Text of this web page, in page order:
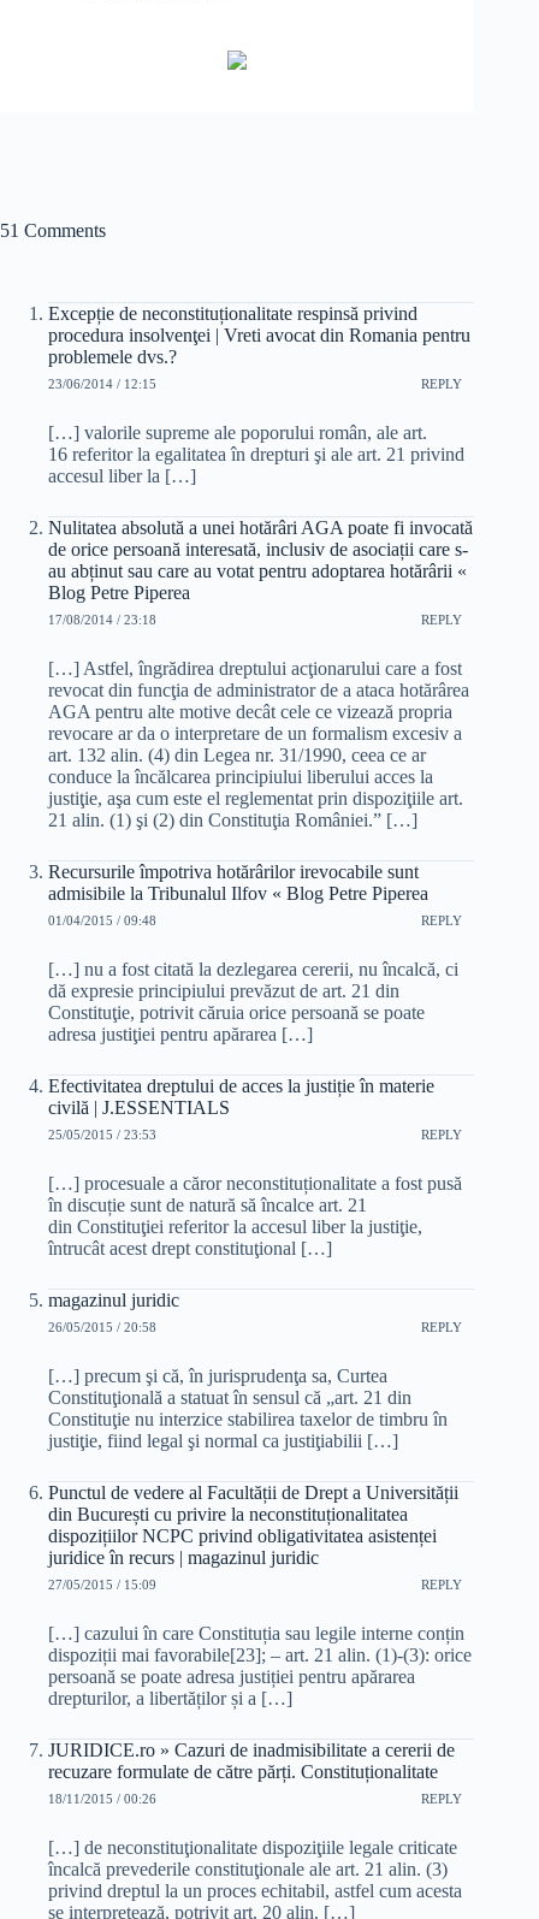
51 Comments
Excepție de neconstituționalitate respinsă privind
procedura insolvenţei | Vreti avocat din Romania pentru
problemele dvs.?
23/06/2014 / 12:15 REPLY
[…] valorile supreme ale poporului român, ale art.
16 referitor la egalitatea în drepturi şi ale art. 21 privind
accesul liber la […]
Nulitatea absolută a unei hotărâri AGA poate fi invocată
de orice persoană interesată, inclusiv de asociații care s-
au abținut sau care au votat pentru adoptarea hotărârii «
Blog Petre Piperea
17/08/2014 / 23:18 REPLY
[…] Astfel, îngrădirea dreptului acţionarului care a fost
revocat din funcţia de administrator de a ataca hotărârea
AGA pentru alte motive decât cele ce vizează propria
revocare ar da o interpretare de un formalism excesiv a
art. 132 alin. (4) din Legea nr. 31/1990, ceea ce ar
conduce la încălcarea principiului liberului acces la
justiţie, aşa cum este el reglementat prin dispoziţiile art.
21 alin. (1) şi (2) din Constituţia României.” […]
Recursurile împotriva hotărârilor irevocabile sunt
admisibile la Tribunalul Ilfov « Blog Petre Piperea
01/04/2015 / 09:48 REPLY
[…] nu a fost citată la dezlegarea cererii, nu încalcă, ci
dă expresie principiului prevăzut de art. 21 din
Constituţie, potrivit căruia orice persoană se poate
adresa justiţiei pentru apărarea […]
Efectivitatea dreptului de acces la justiție în materie
civilă | J.ESSENTIALS
25/05/2015 / 23:53 REPLY
[…] procesuale a căror neconstituționalitate a fost pusă
în discuție sunt de natură să încalce art. 21
din Constituţiei referitor la accesul liber la justiţie,
întrucât acest drept constituţional […]
magazinul juridic
26/05/2015 / 20:58 REPLY
[…] precum şi că, în jurisprudenţa sa, Curtea
Constituţională a statuat în sensul că „art. 21 din
Constituţie nu interzice stabilirea taxelor de timbru în
justiţie, fiind legal şi normal ca justiţiabilii […]
Punctul de vedere al Facultății de Drept a Universității
din București cu privire la neconstituționalitatea
dispozițiilor NCPC privind obligativitatea asistenței
juridice în recurs | magazinul juridic
27/05/2015 / 15:09 REPLY
[…] cazului în care Constituția sau legile interne conțin
dispoziții mai favorabile[23]; – art. 21 alin. (1)-(3): orice
persoană se poate adresa justiției pentru apărarea
drepturilor, a libertăților și a […]
JURIDICE.ro » Cazuri de inadmisibilitate a cererii de
recuzare formulate de către părți. Constituționalitate
18/11/2015 / 00:26 REPLY
[…] de neconstituţionalitate dispoziţiile legale criticate
încalcă prevederile constituţionale ale art. 21 alin. (3)
privind dreptul la un proces echitabil, astfel cum acesta
se interpretează, potrivit art. 20 alin. […]